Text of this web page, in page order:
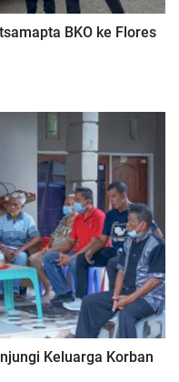
BKO ke Flores
Keluarga Korban